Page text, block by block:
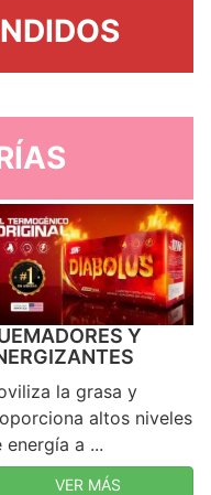
Y
la grasa y
altos niveles
energía a ...
VER MÁS